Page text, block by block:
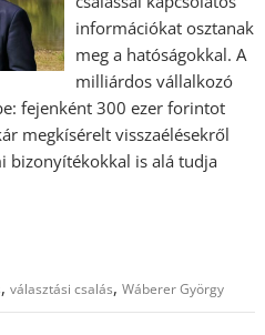
információkat osztanak
meg a hatóságokkal. A
milliárdos vállalkozó
fejenként 300 ezer forintot
megkísérelt visszaélésekről
bizonyítékokkal is alá tudja
,választási csalás,Wáberer György